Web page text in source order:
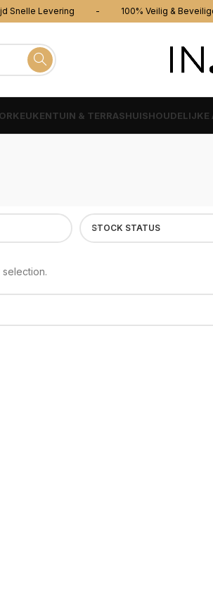
Snelle Levering - 100% Veilig &
KEUKENTUIN & TERRASHUISHOUDELIJKE
STOCK STATUS